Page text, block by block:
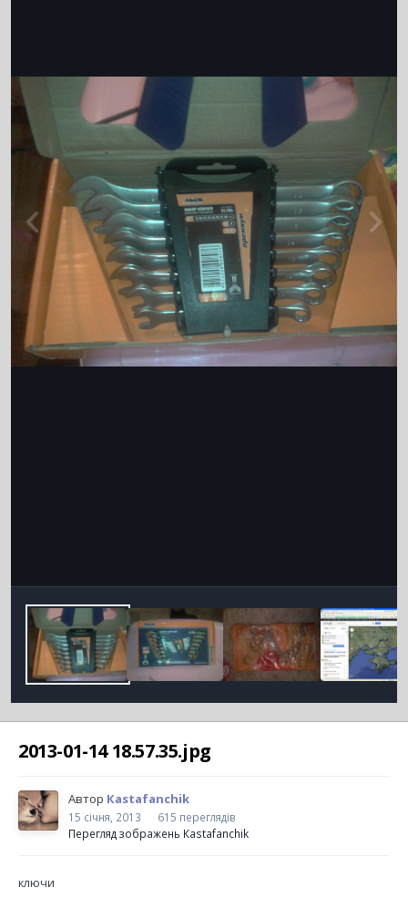
2013-01-14 18.57.35.jpg
Автор Кastafanchik
15 січня, 2013
615 переглядів
Перегляд зображень Кastafanchik
ключи